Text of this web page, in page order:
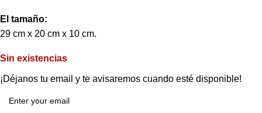
El tamaño:
29 cm x 20 cm x 10 cm.
Sin existencias
¡Déjanos tu email y te avisaremos cuando esté disponible!